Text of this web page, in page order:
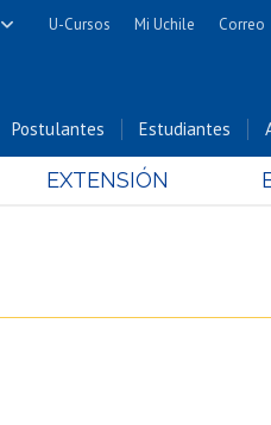
y Matemáticas
Cs.
y Farmacéuticas
en Educación
U-Cursos Mi Uchile Correo
Postulantes Estudiantes
EXTENSIÓN